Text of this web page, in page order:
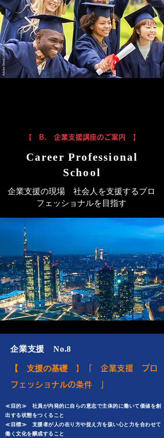
【 B. 企業支援講座のご案内 】
Career Professional
School​
​企業支援の現場 社会人を支援するプロ
フェッショナルを目指す
企業支援 No.8
【 支援の基礎 】「 企業支援 プロ
フェッショナルの条件 」
≪目的≫ 社員が内発的に自らの意志で主体的に働いて価値を創
出する状態をつくること
≪目標≫ 支援者が人の在り方や捉え方を扱い心と力を合わせて
働く文化を醸成すること